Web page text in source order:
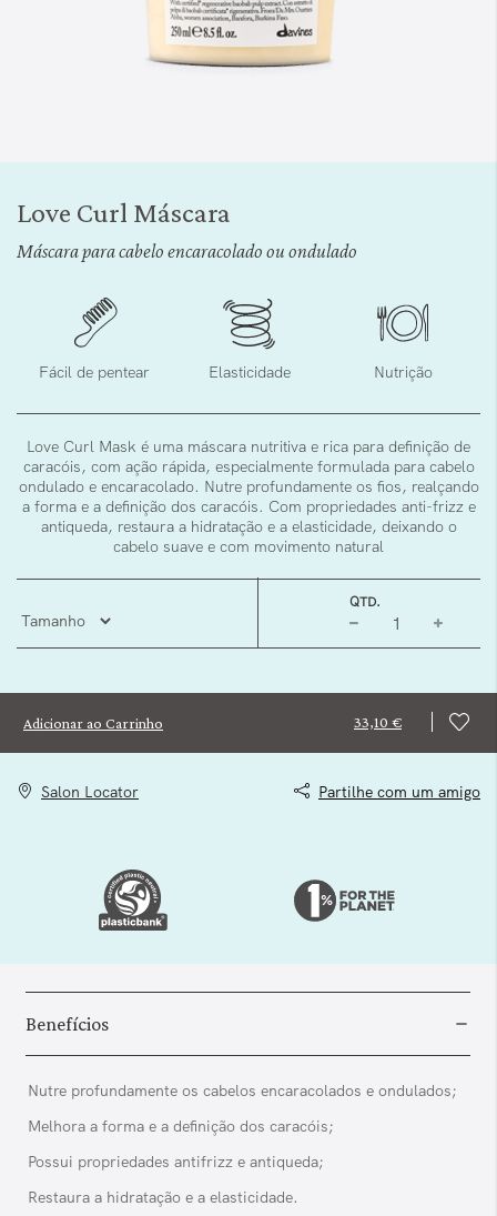
início
Love Curl Máscara
Máscara para cabelo encaracolado ou ondulado
Fácil de pentear Elasticidade Nutrição
Love Curl Mask é uma máscara nutritiva e rica para definição de
caracóis, com ação rápida, especialmente formulada para cabelo
ondulado e encaracolado. Nutre profundamente os fios, realçando
a forma e a definição dos caracóis. Com propriedades anti-frizz e
antiqueda, restaura a hidratação e a elasticidade, deixando o
cabelo suave e com movimento natural
QTD.
Adicionar ao Carrinho 33,10 €
Salon Locator Partilhe com um amigo
Benefícios
Nutre profundamente os cabelos encaracolados e ondulados;
Melhora a forma e a definição dos caracóis;
Possui propriedades antifrizz e antiqueda;
Restaura a hidratação e a elasticidade.